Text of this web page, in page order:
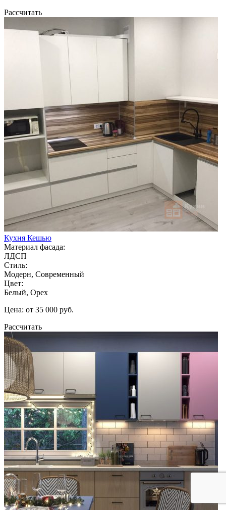
Рассчитать
Кухня Кешью
Материал фасада:
ЛДСП
Стиль:
Модерн, Современный
Цвет:
Белый, Орех
Цена: от 35 000 руб.
Рассчитать